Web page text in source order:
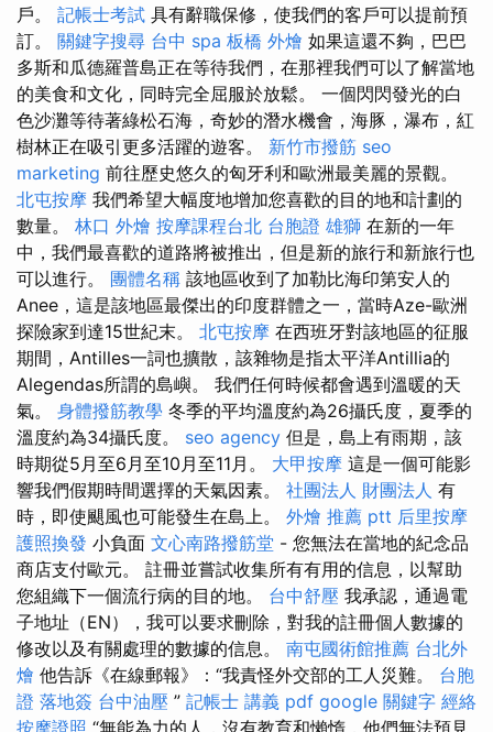
戶。 記帳士考試 具有辭職保修，使我們的客戶可以提前預
訂。 關鍵字搜尋 台中 spa 板橋 外燴 如果這還不夠，巴巴
多斯和瓜德羅普島正在等待我們，在那裡我們可以了解當地
的美食和文化，同時完全屈服於放鬆。 一個閃閃發光的白
色沙灘等待著綠松石海，奇妙的潛水機會，海豚，瀑布，紅
樹林正在吸引更多活躍的遊客。 新竹市撥筋 seo
marketing 前往歷史悠久的匈牙利和歐洲最美麗的景觀。
北屯按摩 我們希望大幅度地增加您喜歡的目的地和計劃的
數量。 林口 外燴 按摩課程台北 台胞證 雄獅 在新的一年
中，我們最喜歡的道路將被推出，但是新的旅行和新旅行也
可以進行。 團體名稱 該地區收到了加勒比海印第安人的
Anee，這是該地區最傑出的印度群體之一，當時Aze-歐洲
探險家到達15世紀末。 北屯按摩 在西班牙對該地區的征服
期間，Antilles一詞也擴散，該雜物是指太平洋Antillia的
Alegendas所謂的島嶼。 我們任何時候都會遇到溫暖的天
氣。 身體撥筋教學 冬季的平均溫度約為26攝氏度，夏季的
溫度約為34攝氏度。 seo agency 但是，島上有雨期，該
時期從5月至6月至10月至11月。 大甲按摩 這是一個可能影
響我們假期時間選擇的天氣因素。 社團法人 財團法人 有
時，即使颶風也可能發生在島上。 外燴 推薦 ptt 后里按摩
護照換發 小負面 文心南路撥筋堂 - 您無法在當地的紀念品
商店支付歐元。 註冊並嘗試收集所有有用的信息，以幫助
您組織下一個流行病的目的地。 台中舒壓 我承認，通過電
子地址（EN），我可以要求刪除，對我的註冊個人數據的
修改以及有關處理的數據的信息。 南屯國術館推薦 台北外
燴 他告訴《在線郵報》：“我責怪外交部的工人災難。 台胞
證 落地簽 台中油壓 ” 記帳士 講義 pdf google 關鍵字 經絡
按摩證照 “無能為力的人，沒有教育和懶惰，他們無法預見